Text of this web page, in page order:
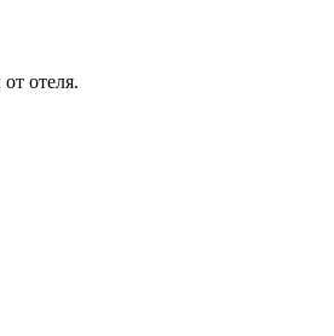
отеля.